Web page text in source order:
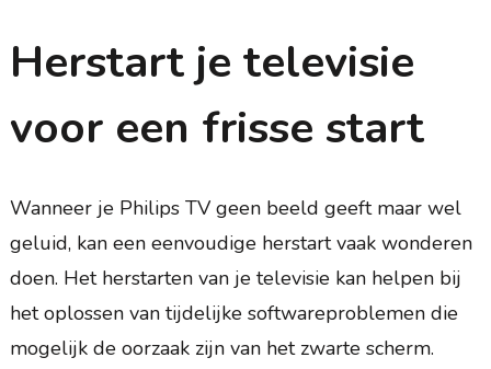
Herstart je televisie
voor een frisse start
Wanneer je Philips TV geen beeld geeft maar wel
geluid, kan een eenvoudige herstart vaak wonderen
doen. Het herstarten van je televisie kan helpen bij
het oplossen van tijdelijke softwareproblemen die
mogelijk de oorzaak zijn van het zwarte scherm.